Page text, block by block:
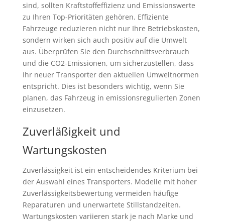
sind, sollten Kraftstoffeffizienz und Emissionswerte
zu Ihren Top-Prioritäten gehören. Effiziente
Fahrzeuge reduzieren nicht nur Ihre Betriebskosten,
sondern wirken sich auch positiv auf die Umwelt
aus. Überprüfen Sie den Durchschnittsverbrauch
und die CO2-Emissionen, um sicherzustellen, dass
Ihr neuer Transporter den aktuellen Umweltnormen
entspricht. Dies ist besonders wichtig, wenn Sie
planen, das Fahrzeug in emissionsregulierten Zonen
einzusetzen.
Zuverläßigkeit und
Wartungskosten
Zuverlässigkeit ist ein entscheidendes Kriterium bei
der Auswahl eines Transporters. Modelle mit hoher
Zuverlässigkeitsbewertung vermeiden häufige
Reparaturen und unerwartete Stillstandzeiten.
Wartungskosten variieren stark je nach Marke und